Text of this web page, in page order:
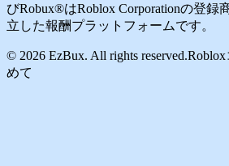
びRobux®はRoblox Corporationの登録
立した報酬プラットフォームです。
© 2026 EzBux. All rights reserved.
めて